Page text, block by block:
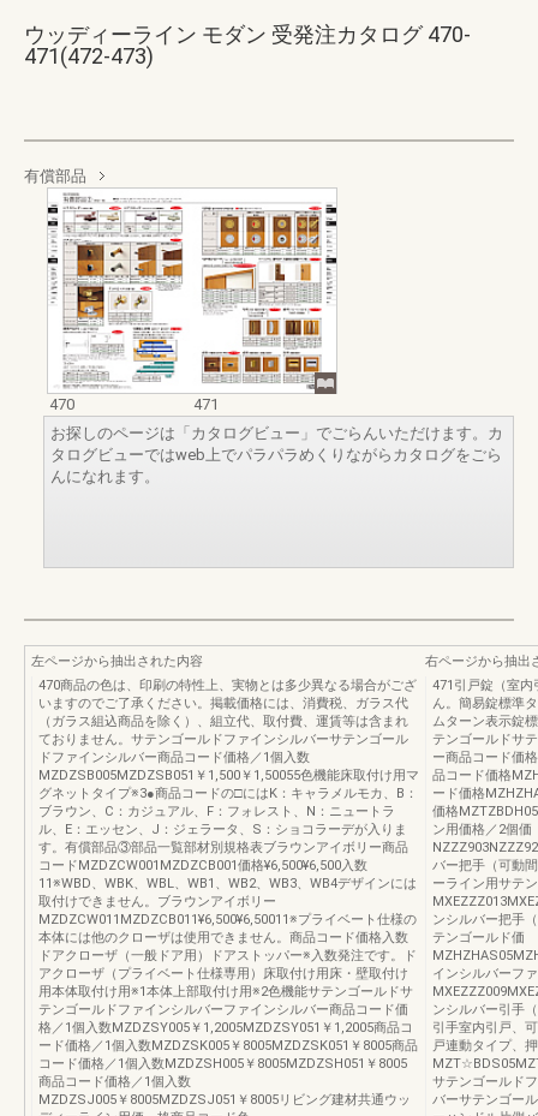
ウッディーライン モダン 受発注カタログ 470-
471(472-473)
有償部品
470
471
お探しのページは「カタログビュー」でごらんいただけます。カ
タログビューではweb上でパラパラめくりながらカタログをごら
んになれます。
左ページから抽出された内容
470商品の色は、印刷の特性上、実物とは多少異なる場合がござ
いますのでご了承ください。掲載価格には、消費税、ガラス代
（ガラス組込商品を除く）、組立代、取付費、運賃等は含まれ
ておりません。サテンゴールドファインシルバーサテンゴール
ドファインシルバー商品コード価格／1個入数
MZDZSB005MZDZSB051￥1,500￥1,50055色機能床取付け用マ
グネットタイプ※3●商品コードの□にはK：キャラメルモカ、B：
ブラウン、C：カジュアル、F：フォレスト、N：ニュートラ
ル、E：エッセン、J：ジェラータ、S：ショコラーデが入りま
す。有償部品③部品一覧部材別規格表ブラウンアイボリー商品
コードMZDZCW001MZDZCB001価格¥6,500¥6,500入数
11※WBD、WBK、WBL、WB1、WB2、WB3、WB4デザインには
取付けできません。ブラウンアイボリー
MZDZCW011MZDZCB011¥6,500¥6,50011※プライベート仕様の
本体には他のクローザは使用できません。商品コード価格入数
ドアクローザ（一般ドア用）ドアストッパー※入数発注です。ド
アクローザ（プライベート仕様専用）床取付け用床・壁取付け
用本体取付け用※1本体上部取付け用※2色機能サテンゴールドサ
テンゴールドファインシルバーファインシルバー商品コード価
格／1個入数MZDZSY005￥1,2005MZDZSY051￥1,2005商品コ
ード価格／1個入数MZDZSK005￥8005MZDZSK051￥8005商品
コード価格／1個入数MZDZSH005￥8005MZDZSH051￥8005
商品コード価格／1個入数
MZDZSJ005￥8005MZDZSJ051￥8005リビング建材共通ウッ
右ページから抽出
471引戸錠（室内
ん。簡易錠標準
ムターン表示錠
テンゴールドサ
ー商品コード価
品コード価格
ード価格
価格
ン用価格／2個
バー把手（可動
ーライン用サテ
ンシルバー把手
テンゴールド価
インシルバーフ
ンシルバー引手
引手室内引戸、
戸連動タイプ、
サテンゴールド
バーサテンゴー